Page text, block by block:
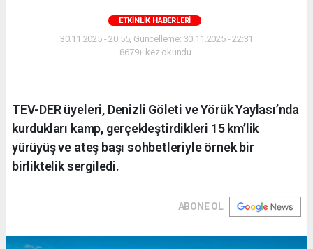
ETKINLIK HABERLERI
30.11.2025 - 20:55, Güncelleme: 30.11.2025 - 22:31
8679+ kez okundu.
TEV-DER üyeleri, Denizli Göleti ve Yörük Yaylası’nda
kurdukları kamp, gerçekleştirdikleri 15 km’lik
yürüyüş ve ateş başı sohbetleriyle örnek bir
birliktelik sergiledi.
ABONE OL